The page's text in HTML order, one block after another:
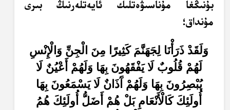
بۇنىڭغا مۇناسىۋەتلىك ئايەتلەرنىڭ بىرى
مۇنداق؛
وَلَقَدْ ذَرَأْنَا لِجَهَنَّمَ كَثِيرًا مِنَ الْجِنِّ وَالْإِنْسِ
لَهُمْ قُلُوبٌ لَا يَفْقَهُونَ بِهَا وَلَهُمْ أَعْيُنٌ لَا
يُبْصِرُونَ بِهَا وَلَهُمْ آَذَانٌ لَا يَسْمَعُونَ بِهَا
أُولَئِكَ كَالْأَنْعَامِ بَلْ هُمْ أَضَلُّ أُولَئِكَ هُمُ